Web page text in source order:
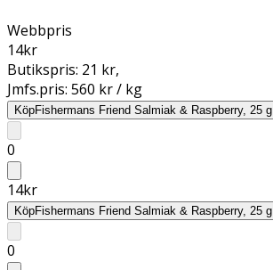
Webbpris
14kr
Butikspris: 21 kr,
Jmfs.pris: 560 kr / kg
KöpFishermans Friend Salmiak & Raspberry, 25 g
0
14kr
KöpFishermans Friend Salmiak & Raspberry, 25 g
0